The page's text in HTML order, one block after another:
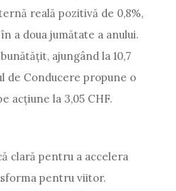
reală pozitivă de 0,8%,
a doua jumătate a anului.
ajungând la 10,7
de Conducere propune o
acțiune la 3,05 CHF.
clară pentru a accelera
pentru viitor.